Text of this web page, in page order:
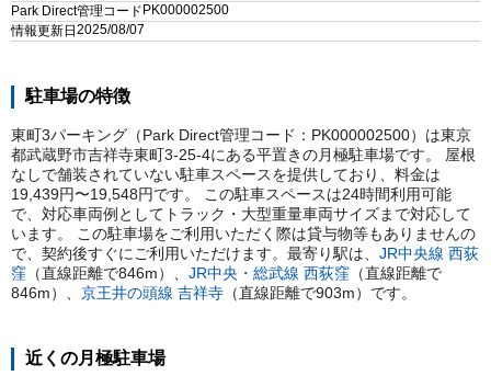
Park Direct管理コード PK000002500
情報更新日 2025/08/07
駐車場の特徴
東町3パーキング（Park Direct管理コード：PK000002500）は東京
都武蔵野市吉祥寺東町3-25-4にある平置きの月極駐車場です。 屋根
なしで舗装されていない駐車スペースを提供しており、料金は
19,439円〜19,548円です。 この駐車スペースは24時間利用可能
で、対応車両例としてトラック・大型重量車両サイズまで対応して
います。 この駐車場をご利用いただく際は貸与物等もありませんの
で、契約後すぐにご利用いただけます。 最寄り駅は、 JR中央線 西荻
窪 （直線距離で846m） JR中央・総武線 西荻窪 （直線距離で
846m） 京王井の頭線 吉祥寺 （直線距離で903m） です。
近くの月極駐車場